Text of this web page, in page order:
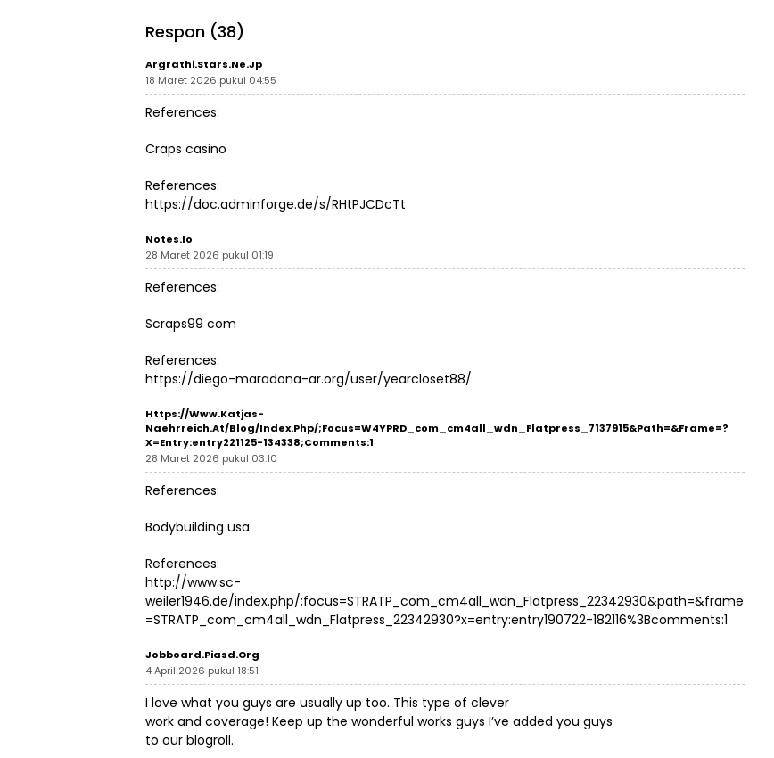
Respon (38)
Argrathi.stars.ne.jp
18 Maret 2026 pukul 04:55
References:
Craps casino
References:
https://doc.adminforge.de/s/RHtPJCDcTt
Notes.io
28 Maret 2026 pukul 01:19
References:
Scraps99 com
References:
https://diego-maradona-ar.org/user/yearcloset88/
Https://www.katjas-
Naehrreich.at/Blog/index.php/;focus=W4YPRD_com_cm4all_wdn_Flatpress_7137915&path=&frame=?
X=entry:entry221125-134338;comments:1
28 Maret 2026 pukul 03:10
References:
Bodybuilding usa
References:
http://www.sc-
weiler1946.de/index.php/;focus=STRATP_com_cm4all_wdn_Flatpress_22342930&path=&frame
=STRATP_com_cm4all_wdn_Flatpress_22342930?x=entry:entry190722-182116%3Bcomments:1
Jobboard.piasd.org
4 April 2026 pukul 18:51
I love what you guys are usually up too. This type of clever
work and coverage! Keep up the wonderful works guys I’ve added you guys
to our blogroll.